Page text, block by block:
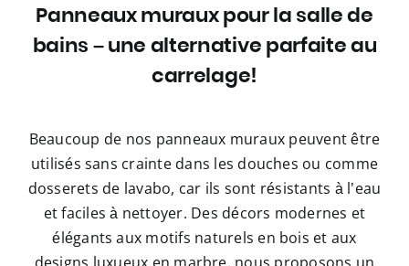
Panneaux muraux pour la salle de
bains – une alternative parfaite au
carrelage!
Beaucoup de nos panneaux muraux peuvent être
utilisés sans crainte dans les douches ou comme
dosserets de lavabo, car ils sont résistants à l’eau
et faciles à nettoyer. Des décors modernes et
élégants aux motifs naturels en bois et aux